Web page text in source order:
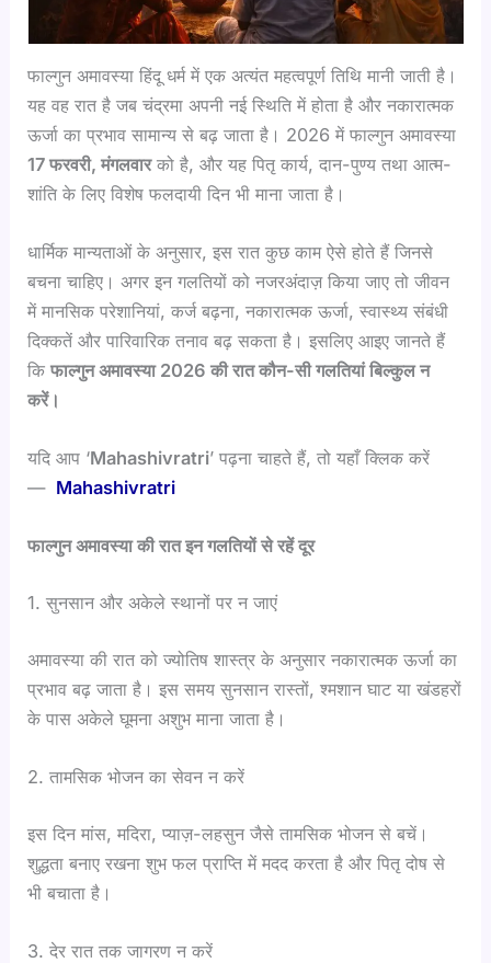
फाल्गुन अमावस्या हिंदू धर्म में एक अत्यंत महत्वपूर्ण तिथि मानी जाती है।
यह वह रात है जब चंद्रमा अपनी नई स्थिति में होता है और नकारात्मक
ऊर्जा का प्रभाव सामान्य से बढ़ जाता है। 2026 में फाल्गुन अमावस्या
17 फरवरी, मंगलवारको है, और यह पितृ कार्य, दान-पुण्य तथा आत्म-
शांति के लिए विशेष फलदायी दिन भी माना जाता है।
धार्मिक मान्यताओं के अनुसार, इस रात कुछ काम ऐसे होते हैं जिनसे
बचना चाहिए। अगर इन गलतियों को नजरअंदाज़ किया जाए तो जीवन
में मानसिक परेशानियां, कर्ज बढ़ना, नकारात्मक ऊर्जा, स्वास्थ्य संबंधी
दिक्कतें और पारिवारिक तनाव बढ़ सकता है। इसलिए आइए जानते हैं
किफाल्गुन अमावस्या 2026 की रात कौन-सी गलतियां बिल्कुल न
करें।
यदि आप ‘Mahashivratri’ पढ़ना चाहते हैं, तो यहाँ क्लिक करें
— Mahashivratri
फाल्गुन अमावस्या की रात इन गलतियों से रहें दूर
1. सुनसान और अकेले स्थानों पर न जाएं
अमावस्या की रात को ज्योतिष शास्त्र के अनुसार नकारात्मक ऊर्जा का
प्रभाव बढ़ जाता है। इस समय सुनसान रास्तों, श्मशान घाट या खंडहरों
के पास अकेले घूमना अशुभ माना जाता है।
2. तामसिक भोजन का सेवन न करें
इस दिन मांस, मदिरा, प्याज़-लहसुन जैसे तामसिक भोजन से बचें।
शुद्धता बनाए रखना शुभ फल प्राप्ति में मदद करता है और पितृ दोष से
भी बचाता है।
3. देर रात तक जागरण न करें